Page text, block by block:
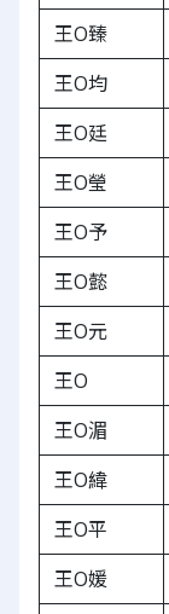
王O臻
王O均
王O廷
王O瑩
王O予
王O懿
王O元
王O
王O湄
王O緯
王O平
王O媛